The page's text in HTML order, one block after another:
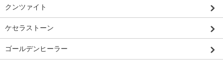
クンツァイト
ケセラストーン
ゴールデンヒーラー